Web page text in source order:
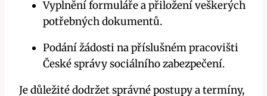
Vyplnění formuláře a přiložení veškerých
potřebných dokumentů.
Podání žádosti na příslušném pracovišti
České správy sociálního zabezpečení.
Je důležité dodržet správné postupy a termíny,